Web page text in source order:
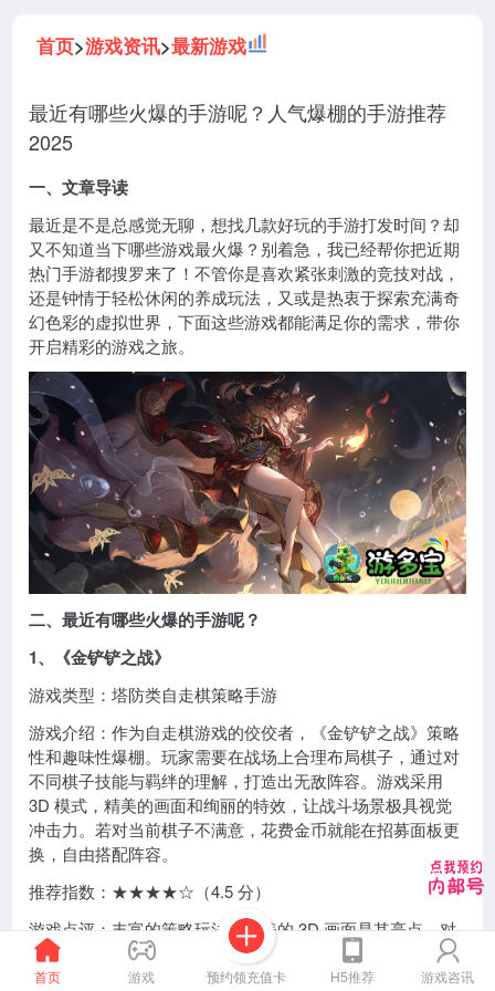
首页 游戏 预约领充值卡 H5推荐 游戏咨讯
首页>游戏资讯>最新游戏
最近有哪些火爆的手游呢？人气爆棚的手游推荐
2025
一、文章导读
最近是不是总感觉无聊，想找几款好玩的手游打发时间？却
又不知道当下哪些游戏最火爆？别着急，我已经帮你把近期
热门手游都搜罗来了！不管你是喜欢紧张刺激的竞技对战，
还是钟情于轻松休闲的养成玩法，又或是热衷于探索充满奇
幻色彩的虚拟世界，下面这些游戏都能满足你的需求，带你
开启精彩的游戏之旅。
二、最近有哪些火爆的手游呢？
1、《金铲铲之战》
游戏类型：塔防类自走棋策略手游
游戏介绍：作为自走棋游戏的佼佼者，《金铲铲之战》策略
性和趣味性爆棚。玩家需要在战场上合理布局棋子，通过对
不同棋子技能与羁绊的理解，打造出无敌阵容。游戏采用
3D 模式，精美的画面和绚丽的特效，让战斗场景极具视觉
冲击力。若对当前棋子不满意，花费金币就能在招募面板更
换，自由搭配阵容。
推荐指数：★★★★☆（4.5 分）
游戏点评：丰富的策略玩法和精美的 3D 画面是其亮点，对
自走棋爱好者来说，是一款不容错过的佳作。无论新手还是
老手，都能在其中找到乐趣。